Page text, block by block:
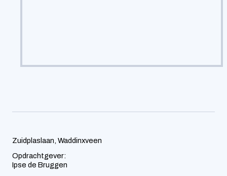
Zuidplaslaan, Waddinxveen
Opdrachtgever:
Ipse de Bruggen